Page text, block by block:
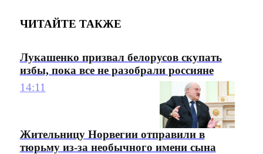
ЧИТАЙТЕ ТАКЖЕ
Лукашенко призвал белорусов скупать
избы, пока все не разобрали россияне
14:11
Жительницу Норвегии отправили в
тюрьму из-за необычного имени сына